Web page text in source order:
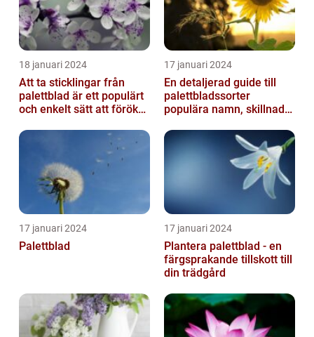
18 januari 2024
Att ta sticklingar från
palettblad är ett populärt
och enkelt sätt att föröka
17 januari 2024
En detaljerad guide till
palettbladssorter
populära namn, skillnader
17 januari 2024
Palettblad
17 januari 2024
Plantera palettblad - en
färgsprakande tillskott till
din trädgård